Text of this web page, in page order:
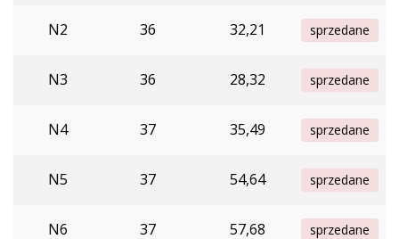
N2 36 32,21 sprzedane
N3 36 28,32 sprzedane
N4 37 35,49 sprzedane
N5 37 54,64 sprzedane
N6 37 57,68 sprzedane